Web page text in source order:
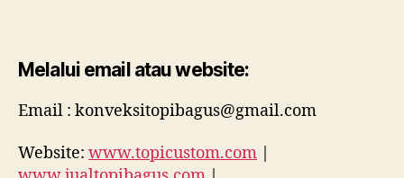
Melalui email atau website:
Email : konveksitopibagus@gmail.com
Website: www.topicustom.com